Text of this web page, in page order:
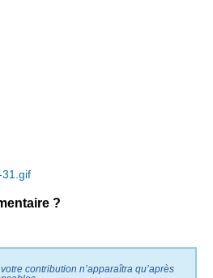
31.gif
?
contribution n’apparaîtra qu’après